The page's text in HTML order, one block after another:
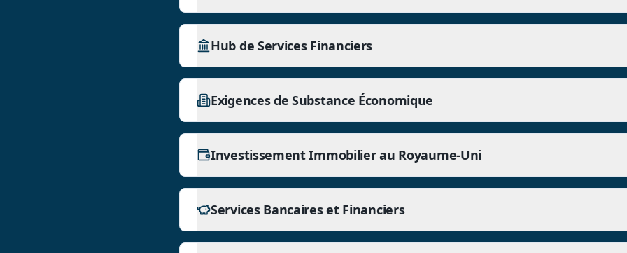
Hub de Services Financiers
Exigences de Substance Économique
Investissement Immobilier au Royaume-Uni
Services Bancaires et Financiers